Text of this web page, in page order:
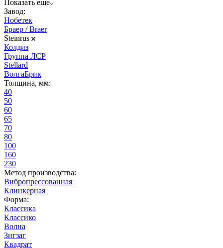
Показать еще
Завод:
Нобетек
Браер / Braer
Steinrus
Колдиз
Группа ЛСР
Stellard
ВолгаБрик
Толщина, мм:
40
50
60
65
70
80
100
160
230
Метод производства:
Вибропрессованная
Клинкерная
Форма:
Классика
Классико
Волна
Зигзаг
Квадрат